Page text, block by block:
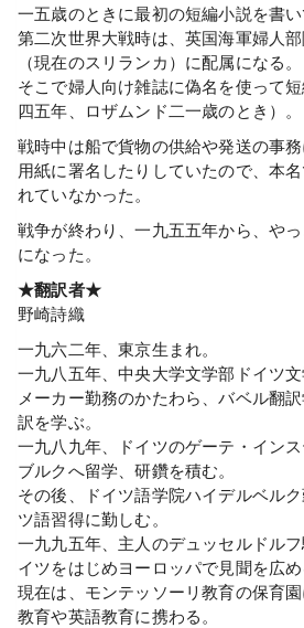
一五歳のときに最初の短編小説を書い
第二次世界大戦時は、英国海軍婦人
（現在のスリランカ）に配属になる。
そこで婦人向け雑誌に偽名を使って
四五年、ロザムンド二一歳のとき）。
戦時中は船で貨物の供給や発送の事
用紙に署名したりしていたので、本
れていなかった。
戦争が終わり、一九五五年から、や
になった。
★翻訳者★
野崎詩織
一九六二年、東京生まれ。
一九八五年、中央大学文学部ドイツ文
メーカー勤務のかたわら、バベル翻
訳を学ぶ。
一九八九年、ドイツのゲーテ・イン
ブルクへ留学、研鑽を積む。
その後、ドイツ語学院ハイデルベル
ツ語習得に勤しむ。
一九九五年、主人のデュッセルドル
イツをはじめヨーロッパで見聞を広め
現在は、モンテッソーリ教育の保育
教育や英語教育に携わる。